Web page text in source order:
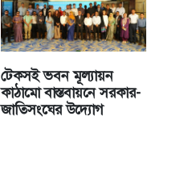
টেকসই ভবন মূল্যায়ন
কাঠামো বাস্তবায়নে সরকার-
জাতিসংঘের উদ্যোগ